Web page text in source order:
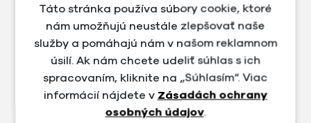
Táto stránka používa súbory cookie, ktoré
nám umožňujú neustále zlepšovať naše
služby a pomáhajú nám v našom reklamnom
úsilí. Ak nám chcete udeliť súhlas s ich
spracovaním, kliknite na „Súhlasím“. Viac
informácií nájdete v Zásadách ochrany
osobných údajov.